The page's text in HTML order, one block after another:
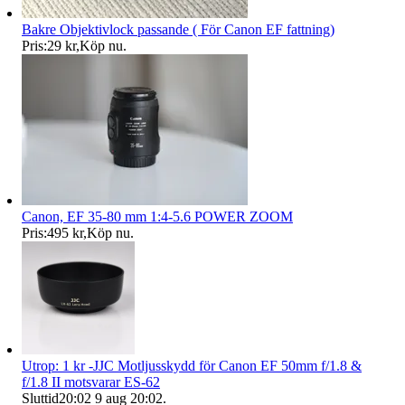
Bakre Objektivlock passande ( För Canon EF fattning)
Pris:29 kr,Köp nu.
Canon, EF 35-80 mm 1:4-5.6 POWER ZOOM
Pris:495 kr,Köp nu.
Utrop: 1 kr -JJC Motljusskydd för Canon EF 50mm f/1.8 &
f/1.8 II motsvarar ES-62
Sluttid20:02 9 aug 20:02.